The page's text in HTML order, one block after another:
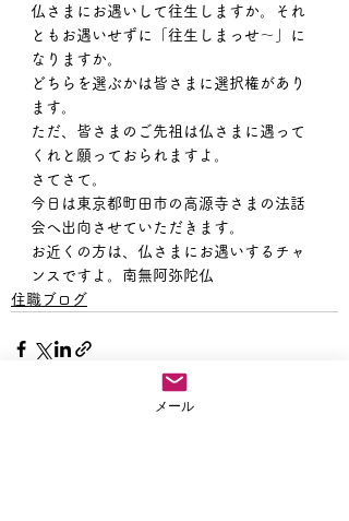
仏さまにお遇いして往生しますか。それ
ともお遇いせずに「往生しまっせ〜」に
なりますか。
どちらを選ぶかは皆さまに選択権があり
ます。
ただ、皆さまのご先祖は仏さまに遇って
くれと願っておられますよ。
さてさて。
今日は東京都町田市の高源寺さまの法話
会へ出向させていただきます。
お近くの方は、仏さまにお遇いするチャ
ンスですよ。南無阿弥陀仏
住職ブログ
メール